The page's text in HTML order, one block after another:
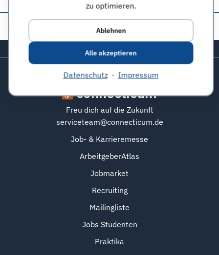
zu optimieren.
Ablehnen
Alle akzeptieren
Datenschutz· Impressum
Zurück zum Seitenanfang
connecticum
Freu dich auf die Zukunft
serviceteam@connecticum.de
Job- & Karrieremesse
ArbeitgeberAtlas
Jobmarket
Recruiting
Mailingliste
Jobs Studenten
Praktika